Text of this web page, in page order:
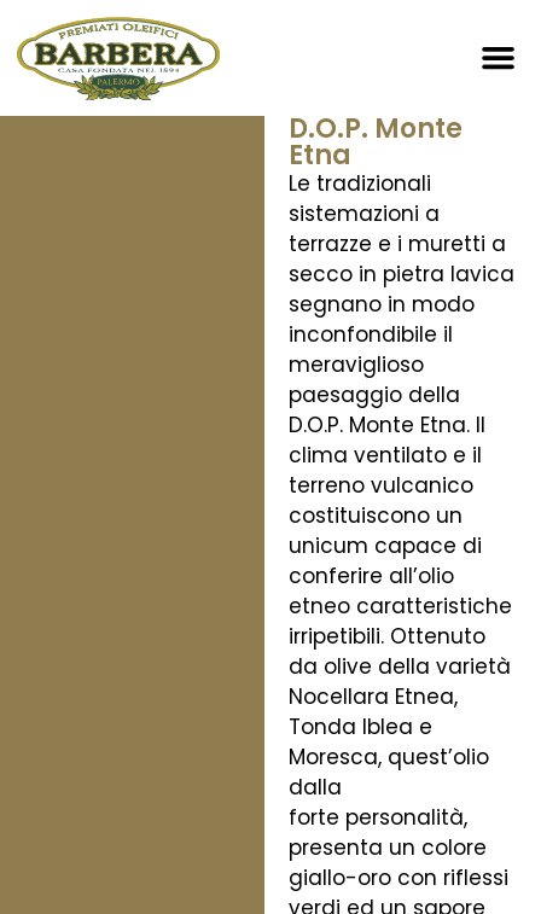
D.O.P. Monte
Etna
Le tradizionali
sistemazioni a
terrazze e i muretti a
secco in pietra lavica
segnano in modo
inconfondibile il
meraviglioso
paesaggio della
D.O.P. Monte Etna. Il
clima ventilato e il
terreno vulcanico
costituiscono un
unicum capace di
conferire all’olio
etneo caratteristiche
irripetibili. Ottenuto
da olive della varietà
Nocellara Etnea,
Tonda Iblea e
Moresca, quest’olio
dalla
forte personalità,
presenta un colore
giallo-oro con riflessi
verdi ed un sapore